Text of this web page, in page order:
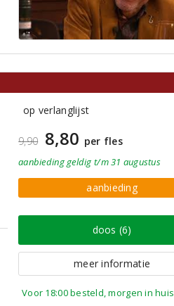
op verlanglijst
9,90 8,80 per fles
aanbiedinggeldig t/m 31 augustus
aanbieding
doos (6)
meer informatie
Voor 18:00 besteld, morgen in huis